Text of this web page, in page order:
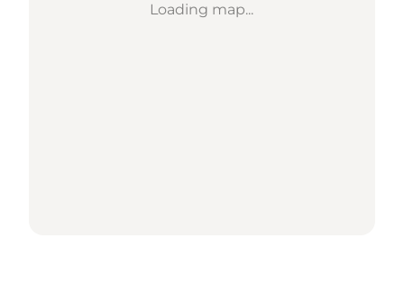
Loading map...